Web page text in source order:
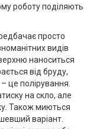
роботу поділяють
просто
видів
наноситься
від бруду,
це полірування.
на скло, але
Також миються
варіант.